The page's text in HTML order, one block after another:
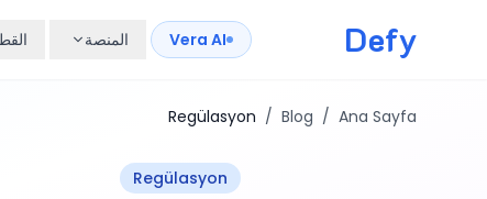
Defy
Vera AI المنصة
Ana Sayfa
/
Blog
/
Regülasyon
Regülasyon